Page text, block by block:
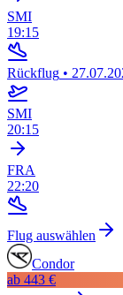
SMI
19:15
Rückflug •
SMI
20:15
FRA
22:20
Flug auswählen
Condor
ab 443 €